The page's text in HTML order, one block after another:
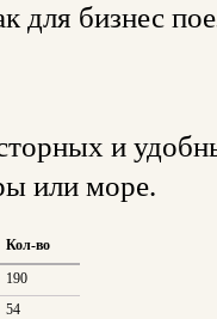
для бизнес
и
или море.
Кол-во
190
54